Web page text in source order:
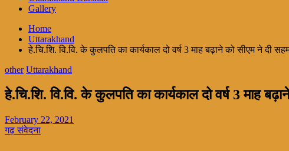
Gallery
Home
Uttarakhand
हे.चि.शि. वि.वि. के कुलपति का कार्यकाल दो वर्ष 3 माह बढ़ाने को सीएम ने दी
other Uttarakhand
हे.चि.शि. वि.वि. के कुलपति का कार्यकाल दो वर्ष 3 माह
February 22, 2021
गढ़ संवेदना